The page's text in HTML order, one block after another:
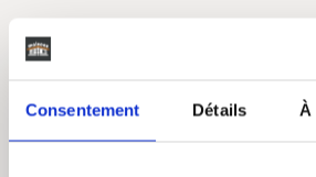
Consentement Détails À
Non